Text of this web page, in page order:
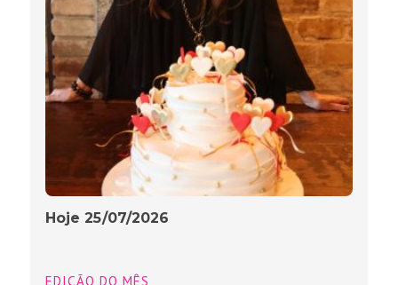
Hoje 25/07/2026
EDIÇÃO DO MÊS